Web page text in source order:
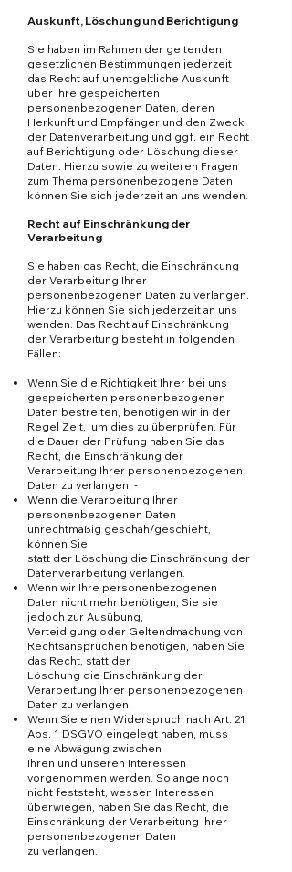
Auskunft, Löschung und Berichtigung
Sie haben im Rahmen der geltenden
gesetzlichen Bestimmungen jederzeit
das Recht auf unentgeltliche Auskunft
über Ihre gespeicherten
personenbezogenen Daten, deren
Herkunft und Empfänger und den Zweck
der Datenverarbeitung und ggf. ein Recht
auf Berichtigung oder Löschung dieser
Daten. Hierzu sowie zu weiteren Fragen
zum Thema personenbezogene Daten
können Sie sich jederzeit an uns wenden.
Recht auf Einschränkung der
Verarbeitung
Sie haben das Recht, die Einschränkung
der Verarbeitung Ihrer
personenbezogenen Daten zu verlangen.
Hierzu können Sie sich jederzeit an uns
wenden. Das Recht auf Einschränkung
der Verarbeitung besteht in folgenden
Fällen:
Wenn Sie die Richtigkeit Ihrer bei uns
gespeicherten personenbezogenen
Daten bestreiten, benötigen wir in der
Regel Zeit, um dies zu überprüfen. Für
die Dauer der Prüfung haben Sie das
Recht, die Einschränkung der
Verarbeitung Ihrer personenbezogenen
Daten zu verlangen. -
Wenn die Verarbeitung Ihrer
personenbezogenen Daten
unrechtmäßig geschah/geschieht,
können Sie
statt der Löschung die Einschränkung der
Datenverarbeitung verlangen.
Wenn wir Ihre personenbezogenen
Daten nicht mehr benötigen, Sie sie
jedoch zur Ausübung,
Verteidigung oder Geltendmachung von
Rechtsansprüchen benötigen, haben Sie
das Recht, statt der
Löschung die Einschränkung der
Verarbeitung Ihrer personenbezogenen
Daten zu verlangen.
Wenn Sie einen Widerspruch nach Art. 21
Abs. 1 DSGVO eingelegt haben, muss
eine Abwägung zwischen
Ihren und unseren Interessen
vorgenommen werden. Solange noch
nicht feststeht, wessen Interessen
überwiegen, haben Sie das Recht, die
Einschränkung der Verarbeitung Ihrer
personenbezogenen Daten
zu verlangen.